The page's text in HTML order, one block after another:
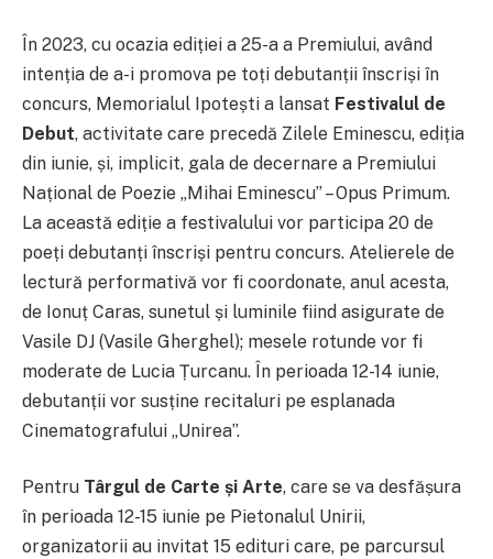
În 2023, cu ocazia ediției a 25-a a Premiului, având
intenția de a-i promova pe toți debutanții înscriși în
concurs, Memorialul Ipotești a lansat Festivalul de
Debut, activitate care precedă Zilele Eminescu, ediția
din iunie, și, implicit, gala de decernare a Premiului
Național de Poezie „Mihai Eminescu” – Opus Primum.
La această ediție a festivalului vor participa 20 de
poeți debutanți înscriși pentru concurs. Atelierele de
lectură performativă vor fi coordonate, anul acesta,
de Ionuț Caras, sunetul și luminile fiind asigurate de
Vasile DJ (Vasile Gherghel); mesele rotunde vor fi
moderate de Lucia Țurcanu. În perioada 12-14 iunie,
debutanții vor susține recitaluri pe esplanada
Cinematografului „Unirea”.
Pentru Târgul de Carte și Arte, care se va desfășura
în perioada 12-15 iunie pe Pietonalul Unirii,
organizatorii au invitat 15 edituri care, pe parcursul